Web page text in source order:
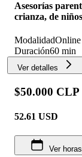
Asesorías
crianza, de
ModalidadOnline
Duración60 min
Ver detalles
$50.000 CLP
52.61 USD
Ver horas